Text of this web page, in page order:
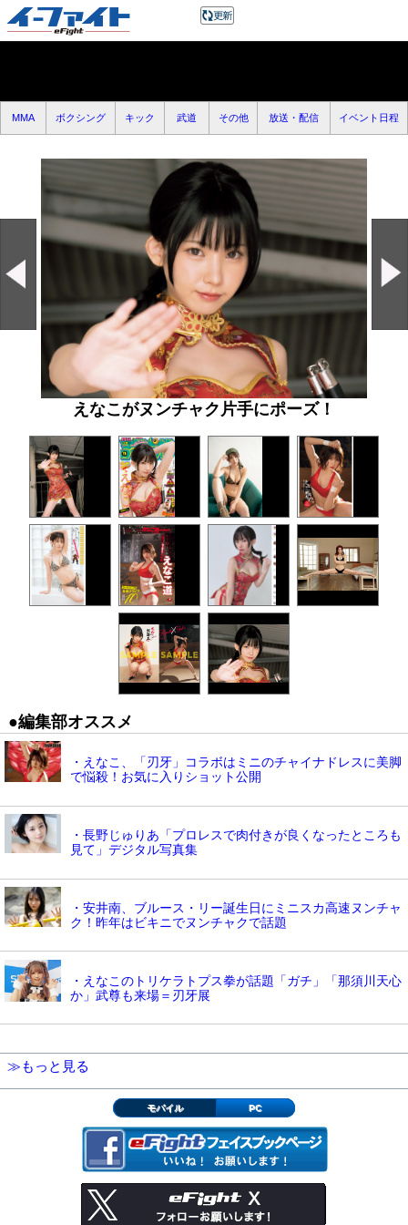
MMA ボクシング キック 武道 その他 放送・配信 イベント日程
えなこがヌンチャク片手にポーズ！
●編集部オススメ
・えなこ、「刃牙」コラボはミニのチャイナドレスに美脚
で悩殺！お気に入りショット公開
・長野じゅりあ「プロレスで肉付きが良くなったところも
見て」デジタル写真集
・安井南、ブルース・リー誕生日にミニスカ高速ヌンチャ
ク！昨年はビキニでヌンチャクで話題
・えなこのトリケラトプス拳が話題「ガチ」「那須川天心
か」武尊も来場＝刃牙展
≫もっと見る
モバイル PC